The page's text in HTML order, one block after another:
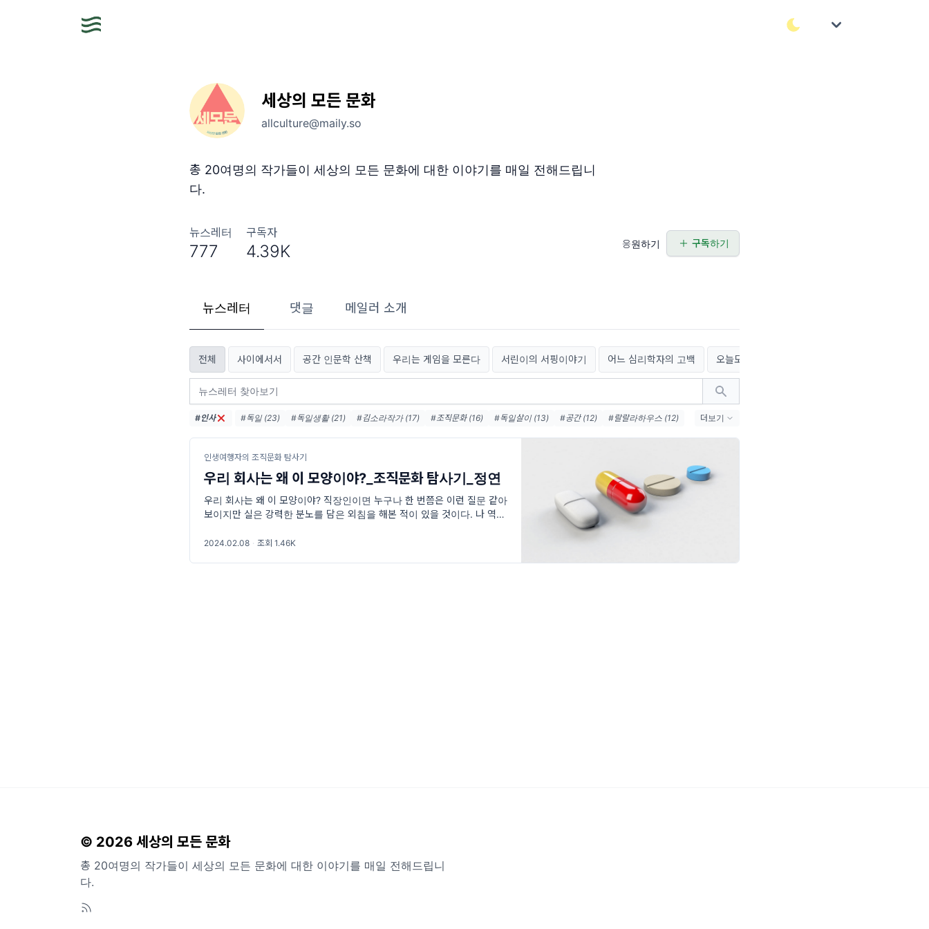
세상의 모든 문화
allculture@maily.so
총 20여명의 작가들이 세상의 모든 문화에 대한 이야기를 매일 전해드립니
다.
뉴스레터
777
구독자
4.39K 응원하기 구독하기
뉴스레터 댓글 메일러 소개
전체 사이에서서 공간 인문학 산책 우리는 게임을 모른다 서린이의 서핑이야기 어느 심리학자의 고백 오늘도 새록새록
#인사 #독일 (23) #독일생활 (21) #김소라작가 (17) #조직문화 (16) #독일살이 (13) #공간 (12)
#랄랄라하우스 (12)
#에세이 (9)
#독일여행 (8)
더보기
인생여행자의 조직문화 탐사기
우리 회사는 왜 이 모양이야?_조직문화 탐사기_정연
우리 회사는 왜 이 모양이야? 직장인이면 누구나 한 번쯤은 이런 질문 같아
보이지만 실은 강력한 분노를 담은 외침을 해본 적이 있을 것이다. 나 역시
2024.02.08 · 조회 1.46K
© 2026 세상의 모든 문화
총 20여명의 작가들이 세상의 모든 문화에 대한 이야기를 매일 전해드립니
다.